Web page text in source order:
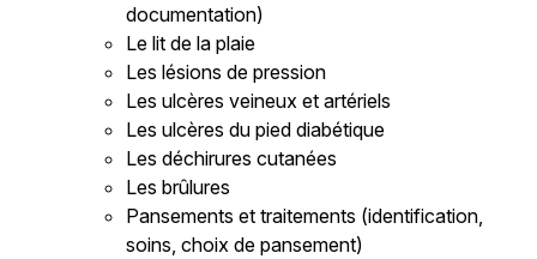
documentation)
Le lit de la plaie
Les lésions de pression
Les ulcères veineux et artériels
Les ulcères du pied diabétique
Les déchirures cutanées
Les brûlures
Pansements et traitements (identification,
soins, choix de pansement)